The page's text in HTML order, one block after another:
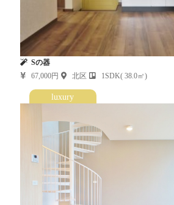
Sの器
67,000円
北区 1SDK( 38.0㎡)
luxury